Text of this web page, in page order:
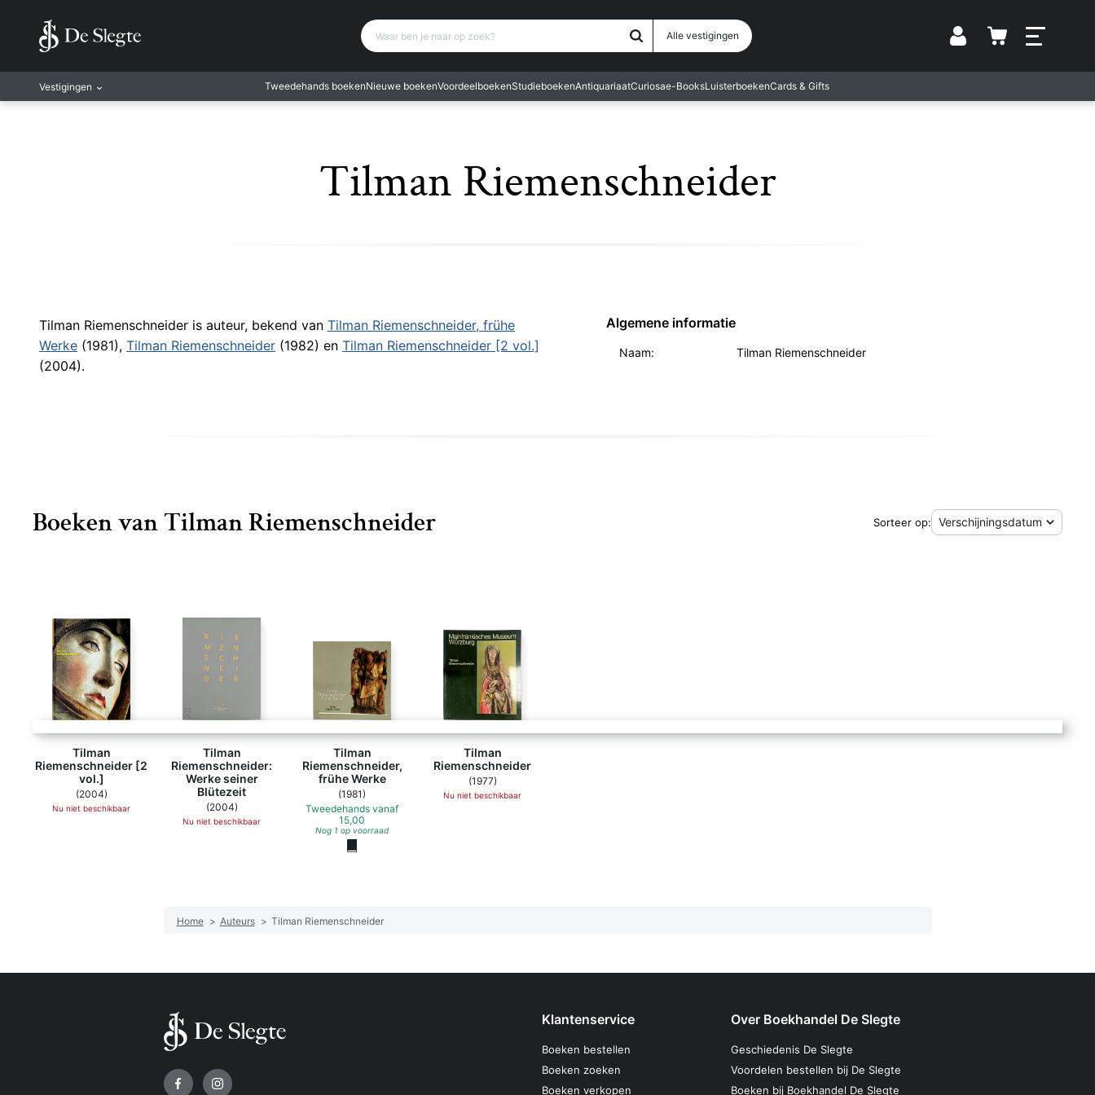
Alle vestigingen Vestiging
Waar ben je naar op zoek?
Tweedehands boekenNieuwe boekenVoordeelboekenStudieboekenAntiquariaatCuriosae-BooksLuisterboekenCards & Gifts
Vestigingen
Tilman Riemenschneider
Tilman Riemenschneider is auteur, bekend van Tilman Riemenschneider, frühe
Werke (1981), Tilman Riemenschneider (1982) en Tilman Riemenschneider [2 vol.]
(2004).
Algemene informatie
Naam: Tilman Riemenschneider
Boeken van Tilman Riemenschneider Sorteer op:
Tilman
Riemenschneider [2
vol.]
(2004)
Nu niet beschikbaar
Tilman
Riemenschneider:
Werke seiner
Blütezeit
(2004)
Nu niet beschikbaar
Tilman
Riemenschneider,
frühe Werke
(1981)
Tweedehands vanaf
15,00
Nog 1 op voorraad
Tilman
Riemenschneider
(1977)
Nu niet beschikbaar
Home > Auteurs > Tilman Riemenschneider
Volg ons op
Klantenservice
Boeken bestellen
Boeken zoeken
Boeken verkopen
Over Boekhandel De Slegte
Geschiedenis De Slegte
Voordelen bestellen bij De Slegte
Boeken bij Boekhandel De Slegte